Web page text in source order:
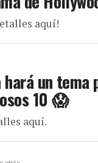
aquí!
un tema
10 😱
aquí.